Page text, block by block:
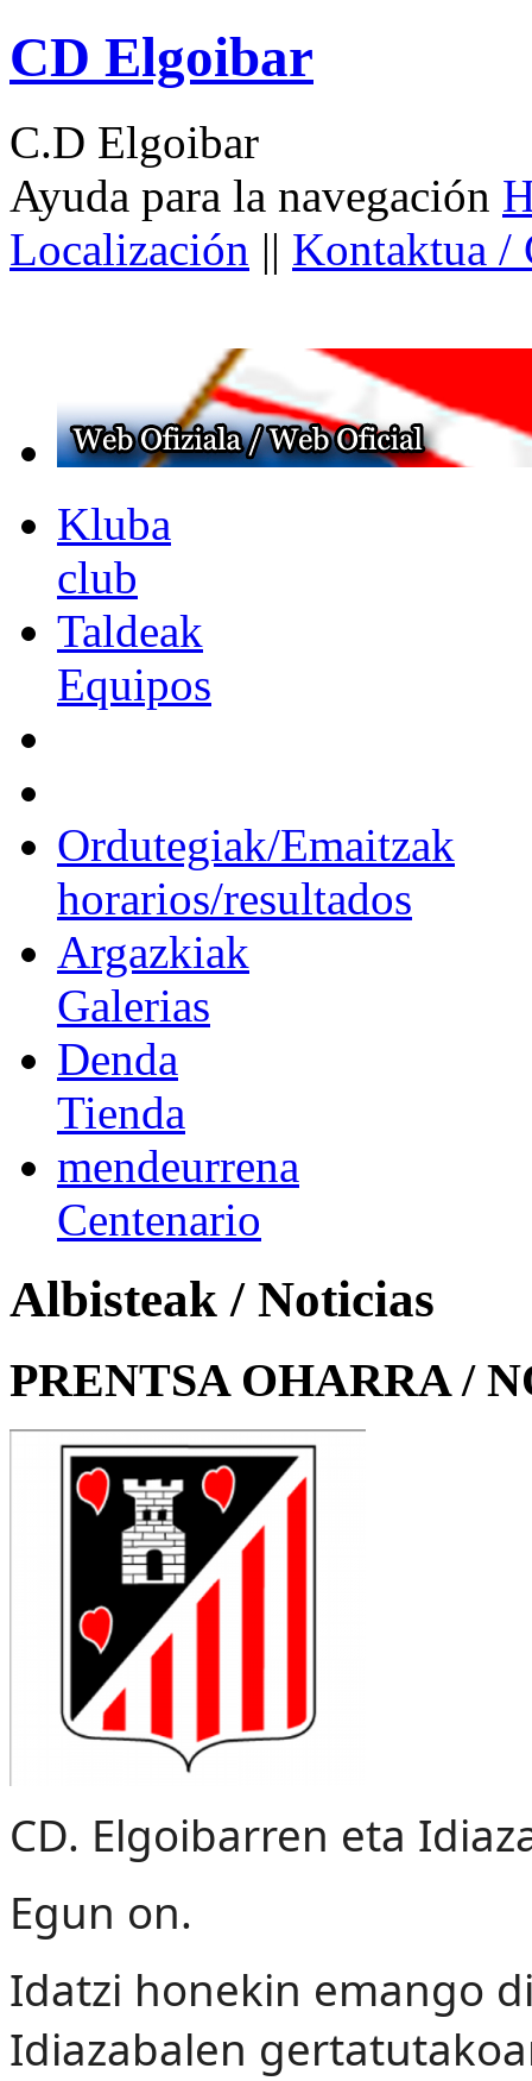
CD Elgoibar
C.D Elgoibar
Ayuda para la navegación
Localización || Kontaktua /
Kluba
club
Taldeak
Equipos
Ordutegiak/Emaitzak
horarios/resultados
Argazkiak
Galerias
Denda
Tienda
mendeurrena
Centenario
Albisteak / Noticias
PRENTSA OHARRA /
CD. Elgoibarren eta
Egun on.
Idatzi honekin emango
Idiazabalen